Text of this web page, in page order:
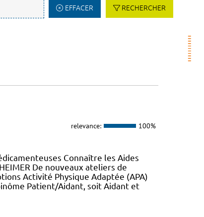
EFFACER RECHERCHER
relevance: 100%
Connaître les Aides
De nouveaux ateliers de
Activité Physique Adaptée (APA)
Patient/Aidant, soit Aidant et